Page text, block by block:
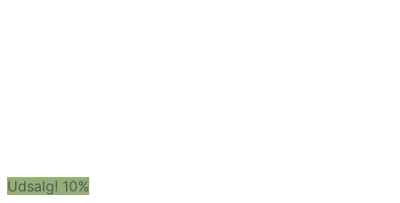
Udsalg! 10%